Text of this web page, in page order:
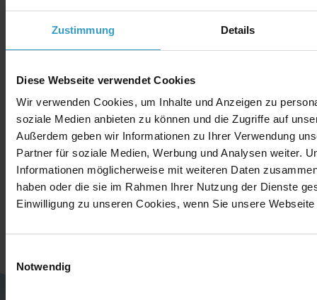
Zustimmung Details
Diese Webseite verwendet Cookies
Wir verwenden Cookies, um Inhalte und Anzeigen zu
soziale Medien anbieten zu können und die Zugriffe auf
Außerdem geben wir Informationen zu Ihrer Verwendung
Partner für soziale Medien, Werbung und Analysen weiter.
Informationen möglicherweise mit weiteren Daten
haben oder die sie im Rahmen Ihrer Nutzung der Dienste
Einwilligung zu unseren Cookies, wenn Sie unsere
Notwendig
werden
grandiose Skigebiet rund um unsere Basisstation am
Crap Sogn Gion in bester Gesundheit verlassen
Wir bedanken uns bei allen Teilnehmern der T3BOARD09 -
insbesondere den unermüdlichen Organisatoren,
Programmierern und sonstigen Unterstützern dieses
alljährlichen Events - und freuen uns schon auf die